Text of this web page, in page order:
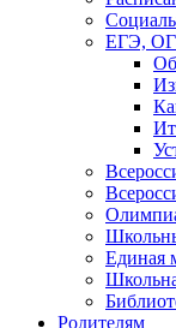
ЕГЭ,
Единая
Родителям